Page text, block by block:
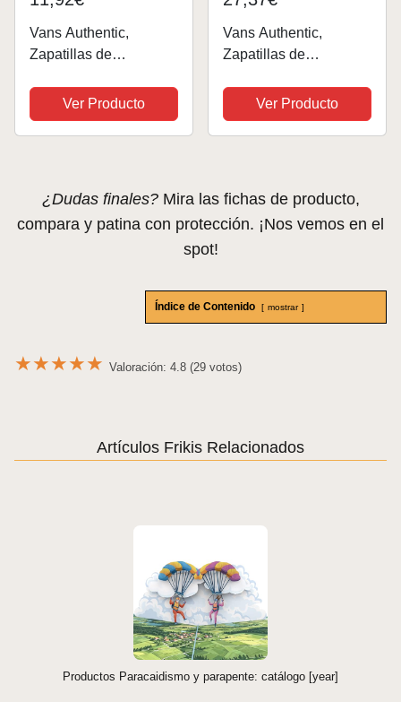
Vans Authentic,
Zapatillas de
Multicolor (Disney -
Winnie The Pooh/Light
Khaki), 47 EU (UK 12)
Ver Producto
Vans Authentic,
Zapatillas de
Negro (Black/Radiant
Orchid), 38 EU (UK 5)
Ver Producto
¿Dudas finales?Mira las fichas de producto,
compara y patina con protección. ¡Nos vemos en el
spot!
Índice de Contenido mostrar
★★★★★ Valoración: 4.8 (29 votos)
Artículos Frikis Relacionados
Productos Paracaidismo y parapente: catálogo [year]